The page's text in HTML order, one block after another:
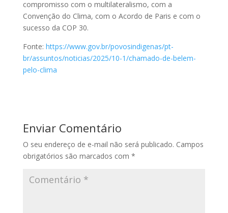
compromisso com o multilateralismo, com a
Convenção do Clima, com o Acordo de Paris e com o
sucesso da COP 30.
Fonte: https://www.gov.br/povosindigenas/pt-
br/assuntos/noticias/2025/10-1/chamado-de-belem-
pelo-clima
Enviar Comentário
O seu endereço de e-mail não será publicado. Campos
obrigatórios são marcados com *